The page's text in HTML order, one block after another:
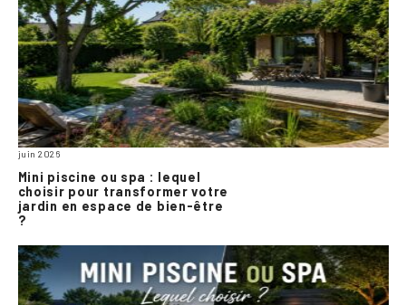
juin 2026
Mini piscine ou spa : lequel
choisir pour transformer votre
jardin en espace de bien-être
?